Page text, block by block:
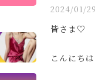
2024/01/
皆さま♡
こんにちは